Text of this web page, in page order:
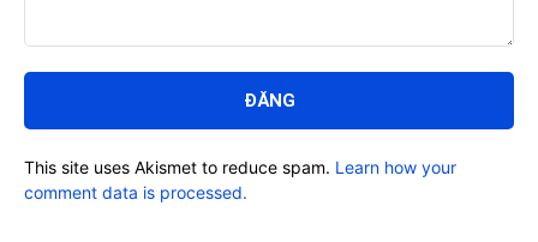
luận:
This site uses Akismet to reduce spam. Learn how your
comment data is processed.